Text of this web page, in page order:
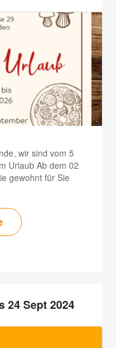
wir sind vom 5
Urlaub Ab dem 02
gewohnt für Sie
24 Sept 2024